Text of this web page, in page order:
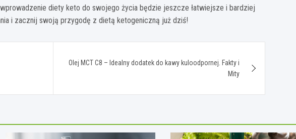
diety keto do swojego życia będzie jeszcze łatwiejsze i bardziej
i zacznij swoją przygodę z dietą ketogeniczną już dziś!
Olej MCT C8 – Idealny dodatek do kawy kuloodpornej. Fakty i
Mity